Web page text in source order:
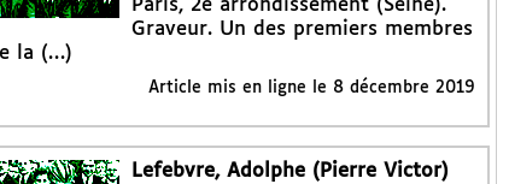
Paris, 2e arrondissement (Seine).
Graveur. Un des premiers membres
la (…)
Article mis en ligne le 8 décembre 2019
Lefebvre, Adolphe (Pierre Victor)